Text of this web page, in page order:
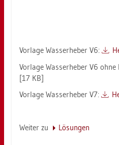
Vor­la­ge Was­ser­he­ber V6:
Vor­la­ge Was­ser­he­ber V6 ohne
[17 KB]
Vor­la­ge Was­ser­he­ber V7:
Wei­ter zu Lö­sun­gen